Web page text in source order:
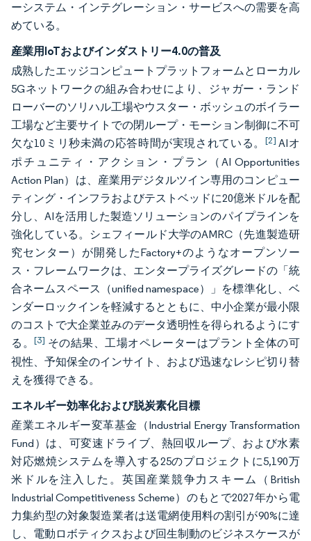
ーシステム・インテグレーション・サービスへの需要を高
めている。
産業用IoTおよびインダストリー4.0の普及
成熟したエッジコンピュートプラットフォームとローカル
5Gネットワークの組み合わせにより、ジャガー・ランド
ローバーのソリハル工場やウスター・ボッシュのボイラー
工場など主要サイトでの閉ループ・モーション制御に不可
欠な10ミリ秒未満の応答時間が実現されている。 [2] AIオ
ポチュニティ・アクション・プラン（AI Opportunities
Action Plan）は、産業用デジタルツイン専用のコンピュー
ティング・インフラおよびテストベッドに20億米ドルを配
分し、AIを活用した製造ソリューションのパイプラインを
強化している。シェフィールド大学のAMRC（先進製造研
究センター）が開発したFactory+のようなオープンソー
ス・フレームワークは、エンタープライズグレードの「統
合ネームスペース（unified namespace）」を標準化し、ベ
ンダーロックインを軽減するとともに、中小企業が最小限
のコストで大企業並みのデータ透明性を得られるようにす
る。[3] その結果、工場オペレーターはプラント全体の可
視性、予知保全のインサイト、および迅速なレシピ切り替
えを獲得できる。
エネルギー効率化および脱炭素化目標
産業エネルギー変革基金（Industrial Energy Transformation
Fund）は、可変速ドライブ、熱回収ループ、および水素
対応燃焼システムを導入する25のプロジェクトに5,190万
米ドルを注入した。英国産業競争力スキーム（British
Industrial Competitiveness Scheme）のもとで2027年から電
力集約型の対象製造業者は送電網使用料の割引が90%に達
し、電動ロボティクスおよび回生制動のビジネスケースが